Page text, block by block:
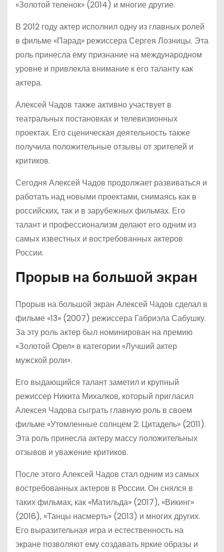
«Золотой теленок» (2014) и многие другие.
В 2012 году актер исполнил одну из главных ролей
в фильме «Парад» режиссера Сергея Лозницы. Эта
роль принесла ему признание на международном
уровне и привлекла внимание к его таланту как
актера.
Алексей Чадов также активно участвует в
театральных постановках и телевизионных
проектах. Его сценическая деятельность также
получила положительные отзывы от зрителей и
критиков.
Сегодня Алексей Чадов продолжает развиваться и
работать над новыми проектами, снимаясь как в
российских, так и в зарубежных фильмах. Его
талант и профессионализм делают его одним из
самых известных и востребованных актеров
России.
Прорыв на большой экран
Прорыв на большой экран Алексей Чадов сделал в
фильме «13» (2007) режиссера Габриэла Сабушку.
За эту роль актер был номинирован на премию
«Золотой Орел» в категории «Лучший актер
мужской роли».
Его выдающийся талант заметил и крупный
режиссер Никита Михалков, который пригласил
Алексея Чадова сыграть главную роль в своем
фильме «Утомленные солнцем 2: Цитадель» (2011).
Эта роль принесла актеру массу положительных
отзывов и уважение критиков.
После этого Алексей Чадов стал одним из самых
востребованных актеров в России. Он снялся в
таких фильмах, как «Матильда» (2017), «Викинг»
(2016), «Танцы насмерть» (2013) и многих других.
Его выразительная игра и естественность на
экране позволяют ему создавать яркие образы и